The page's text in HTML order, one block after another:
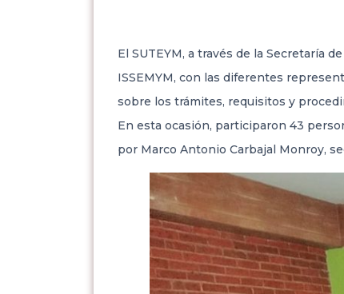
El SUTEYM, a través de la Secretaría
ISSEMYM, con las diferentes
sobre los trámites, requisitos y
En esta ocasión, participaron 43
por Marco Antonio Carbajal Monroy,